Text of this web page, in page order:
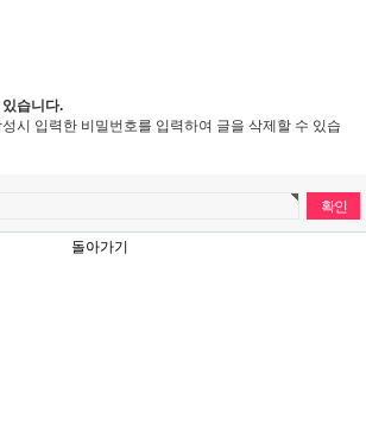
습니다.
시 입력한 비밀번호를 입력하여 글을 삭제할 수 있습
돌아가기